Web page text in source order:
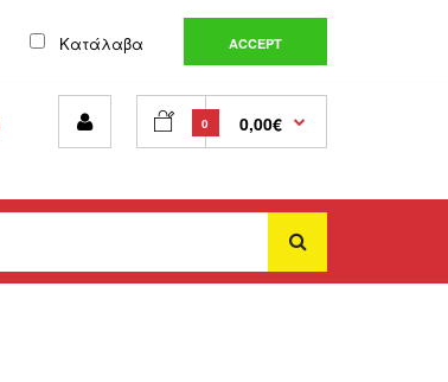
Κατάλαβα ACCEPT
0 0,00€